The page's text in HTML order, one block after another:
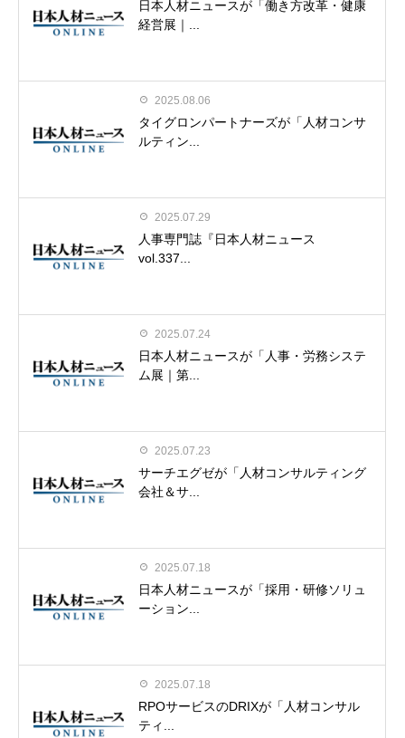
日本人材ニュースが「働き方改革・健康
経営展｜...
2025.08.06
タイグロンパートナーズが「人材コンサ
ルティン...
2025.07.29
人事専門誌『日本人材ニュース
vol.337...
2025.07.24
日本人材ニュースが「人事・労務システ
ム展｜第...
2025.07.23
サーチエグゼが「人材コンサルティング
会社＆サ...
2025.07.18
日本人材ニュースが「採用・研修ソリュ
ーション...
2025.07.18
RPOサービスのDRIXが「人材コンサル
ティ...